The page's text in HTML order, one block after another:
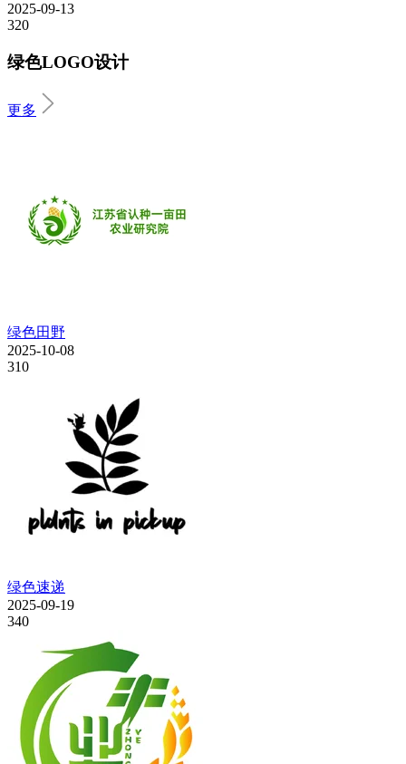
2025-09-13
320
绿色LOGO设计
更多
绿色田野
2025-10-08
310
绿色速递
2025-09-19
340